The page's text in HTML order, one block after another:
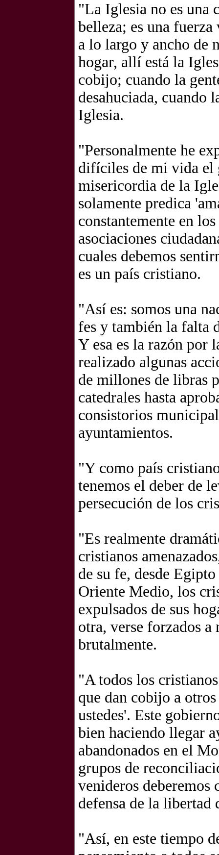
"La Iglesia no es una
belleza; es una
a lo largo y ancho de
hogar, allí está la
cobijo; cuando la
desahuciada, cuando
Iglesia.
"Personalmente he
difíciles de mi vida el
misericordia de la
solamente predica
constantemente en
asociaciones
cuales debemos
es un país cristiano.
"Así es: somos una
fes y también la falta
Y esa es la razón por
realizado algunas
de millones de libras
catedrales hasta
consistorios
ayuntamientos.
"Y como país
tenemos el deber de
persecución de los
"Es realmente
cristianos
de su fe, desde
Oriente Medio, los
expulsados de sus
otra, verse forzados a
brutalmente.
"A todos los
que dan cobijo a
ustedes'. Este
bien haciendo llegar
abandonados en el
grupos de
venideros deberemos
defensa de la libertad
"Así, en este tiempo